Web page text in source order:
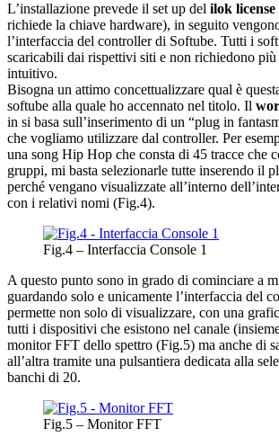
L’installazione prevede il set up del ilok
richiede la chiave hardware), in seguito
l’interfaccia del controller di Softube. Tutti i
scaricabili dai rispettivi siti e non richiedono
intuitivo.
Bisogna un attimo concettualizzare qual è
softube alla quale ho accennato nel titolo. Il
in si basa sull’inserimento di un “plug in
che vogliamo utilizzare dal controller. Per
una song Hip Hop che consta di 45 tracce che
gruppi, mi basta selezionarle tutte inserendo il
perché vengano visualizzate all’interno
con i relativi nomi (Fig.4).
Fig.4 – Interfaccia Console 1
A questo punto sono in grado di cominciare a
guardando solo e unicamente l’interfaccia del
permette non solo di visualizzare, con una
tutti i dispositivi che esistono nel canale
monitor FFT dello spettro (Fig.5) ma anche di
all’altra tramite una pulsantiera dedicata alla
banchi di 20.
Fig.5 – Monitor FFT